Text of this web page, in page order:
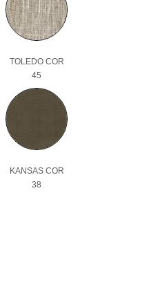
TOLEDO COR
45
KANSAS COR
38